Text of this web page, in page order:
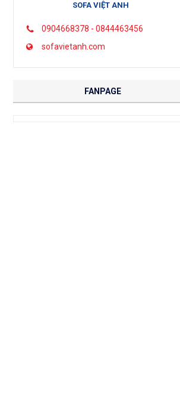
SOFA VIỆT ANH
0904668378 - 0844463456
sofavietanh.com
FANPAGE